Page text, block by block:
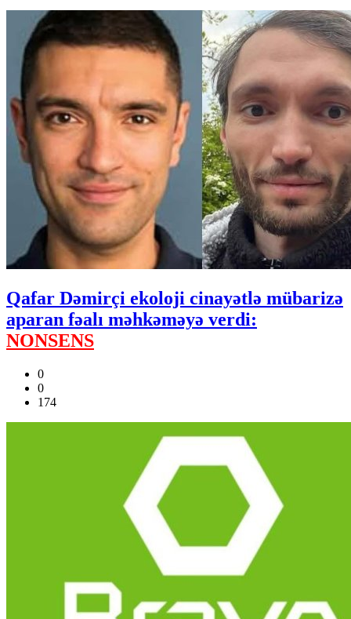
Qafar Dəmirçi ekoloji cinayətlə mübarizə
aparan fəalı məhkəməyə verdi:
NONSENS
0
0
174